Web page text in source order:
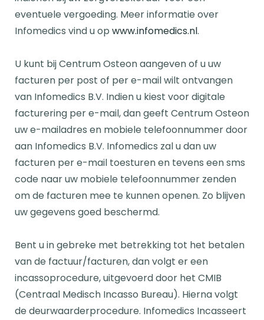
eventuele vergoeding. Meer informatie over
Infomedics vind u op www.infomedics.nl.
U kunt bij Centrum Osteon aangeven of u uw
facturen per post of per e-mail wilt ontvangen
van Infomedics B.V. Indien u kiest voor digitale
facturering per e-mail, dan geeft Centrum Osteon
uw e-mailadres en mobiele telefoonnummer door
aan Infomedics B.V. Infomedics zal u dan uw
facturen per e-mail toesturen en tevens een sms
code naar uw mobiele telefoonnummer zenden
om de facturen mee te kunnen openen. Zo blijven
uw gegevens goed beschermd.
Bent u in gebreke met betrekking tot het betalen
van de factuur/facturen, dan volgt er een
incassoprocedure, uitgevoerd door het CMIB
(Centraal Medisch Incasso Bureau). Hierna volgt
de deurwaarderprocedure. Infomedics Incasseert